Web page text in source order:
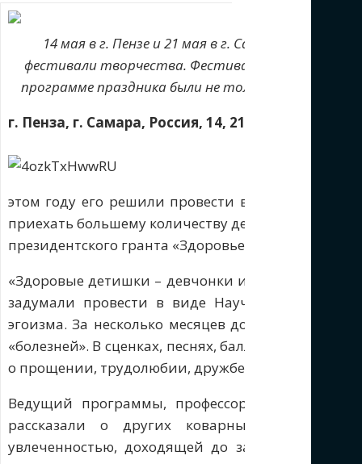
14 мая в г. Пензе и 21 мая в г. Самаре Отдел
фестивали творчества. Фестивали были
программе праздника были не только
г. Пенза, г. Самара, Россия, 14, 21 мая
этом году его решили провести в нескольких
приехать большему количеству детей, но и
президентского гранта «Здоровье семьи –
«Здоровые детишки – девчонки и мальчишки» —
задумали провести в виде Научной
эгоизма. За несколько месяцев до фестиваля
«болезней». В сценках, песнях, балладах,
о прощении, трудолюбии, дружбе, и самое
Ведущий программы, профессор всяческих
рассказали о других коварных
увлеченностью, доходящей до зависимости,